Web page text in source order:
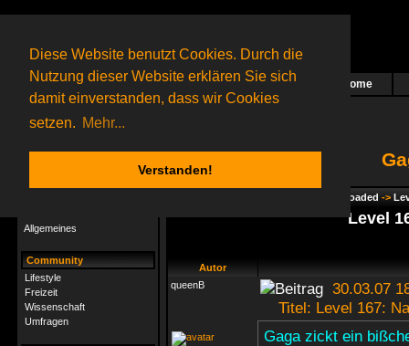
Diese Website benutzt Cookies. Durch die
Nutzung dieser Website erklären Sie sich
damit einverstanden, dass wir Cookies
setzen. Mehr...
Verstanden!
Das nächste Rätsel ist in Arbeit Home
15 Gagolganeronline(0 registrierte und 15 Gäste)
Gagolganer:
9732Rätsel online:
Allgemeines
Community
Lifestyle
Freizeit
Wissenschaft
Umfragen
Gagolga - Reloaded ->
Level
Autor
queenB
30.03.07
Titel: Level 167:
Gaga zickt ein